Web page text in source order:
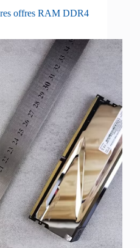
offres RAM DDR4